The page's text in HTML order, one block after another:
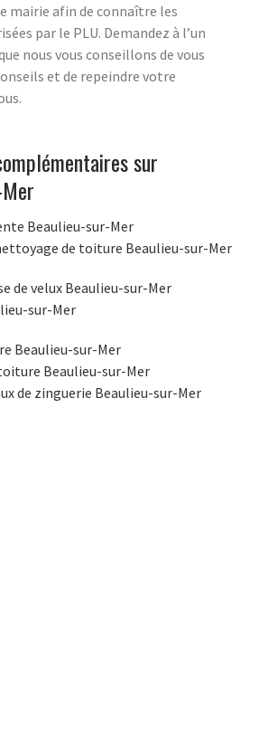
mairie afin de connaître les
par le PLU. Demandez à l’un
nous vous conseillons de vous
et de repeindre votre
sur
Beaulieu-sur-Mer
de toiture Beaulieu-sur-Mer
de velux Beaulieu-sur-Mer
sur-Mer
Beaulieu-sur-Mer
Beaulieu-sur-Mer
de zinguerie Beaulieu-sur-Mer